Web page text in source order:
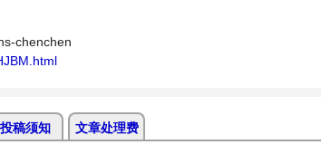
chenchen
投稿须知 文章处理费